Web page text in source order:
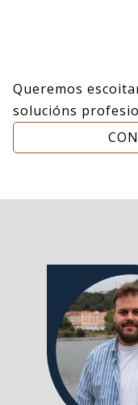
Queremos
solucións